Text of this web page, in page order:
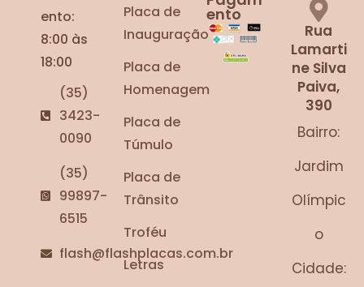
ento:
8:00 às
18:00
(35)
3423-
0090
(35)
99897-
6515
flash@flashplacas.com.br
Placa de
Inauguração
Placa de
Homenagem
Placa de
Túmulo
Placa de
Trânsito
Troféu
Letras
ento
Rua
Lamarti
ne Silva
Paiva,
390
Bairro:
Jardim
Olímpic
o
Cidade: